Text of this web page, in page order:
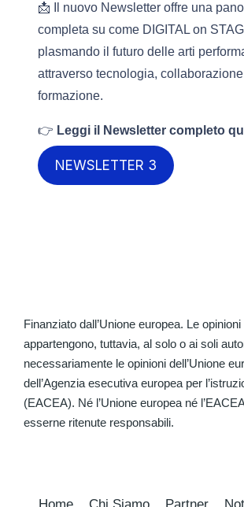
📩 Il nuovo Newsletter offre una
completa su come DIGITAL on
plasmando il futuro delle arti
attraverso tecnologia,
formazione.
👉 Leggi il Newsletter completo
NEWSLETTER 3
Finanziato dall’Unione europea. Le
appartengono, tuttavia, al solo o ai soli
necessariamente le opinioni dell’Unione
dell’Agenzia esecutiva europea per
(EACEA). Né l’Unione europea né
esserne ritenute responsabili.